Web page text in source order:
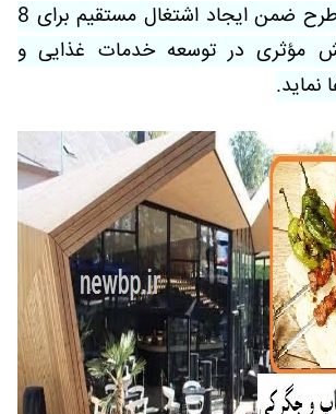
نمود. اجرای این طرح ضمن ایجاد اشتغال مستقیم برای 8
مؤثری در توسعه خدمات غذایی و
نماید.